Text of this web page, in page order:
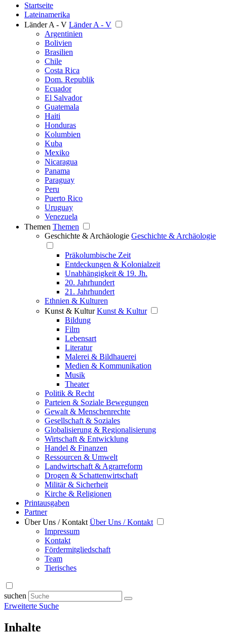
Startseite
Lateinamerika
Länder A - V Länder A - V
Argentinien
Bolivien
Brasilien
Chile
Costa Rica
Dom. Republik
Ecuador
El Salvador
Guatemala
Haiti
Honduras
Kolumbien
Kuba
Mexiko
Nicaragua
Panama
Paraguay
Peru
Puerto Rico
Uruguay
Venezuela
Themen Themen
Geschichte & Archäologie Geschichte & Archäologie
Präkolumbische Zeit
Entdeckungen & Kolonialzeit
Unabhängigkeit & 19. Jh.
20. Jahrhundert
21. Jahrhundert
Ethnien & Kulturen
Kunst & Kultur Kunst & Kultur
Bildung
Film
Lebensart
Literatur
Malerei & Bildhauerei
Medien & Kommunikation
Musik
Theater
Politik & Recht
Parteien & Soziale Bewegungen
Gewalt & Menschenrechte
Gesellschaft & Soziales
Globalisierung & Regionalisierung
Wirtschaft & Entwicklung
Handel & Finanzen
Ressourcen & Umwelt
Landwirtschaft & Agrarreform
Drogen & Schattenwirtschaft
Militär & Sicherheit
Kirche & Religionen
Printausgaben
Partner
Über Uns / Kontakt Über Uns / Kontakt
Impressum
Kontakt
Fördermitgliedschaft
Team
Tierisches
suchen
Erweiterte Suche
Inhalte